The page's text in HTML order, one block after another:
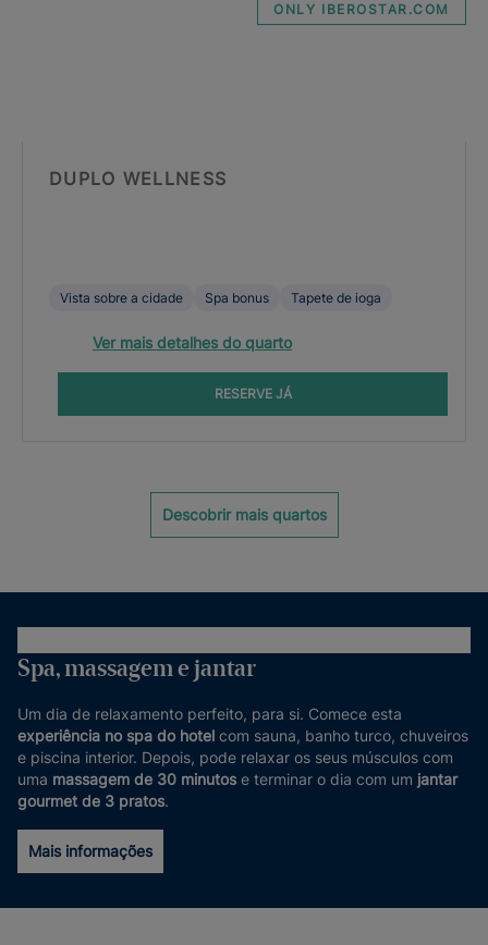
ONLY IBEROSTAR.COM
DUPLO WELLNESS
Vista sobre a cidade Spa bonus Tapete de ioga
Ver mais detalhes do quarto
RESERVE JÁ
Descobrir mais quartos
Spa, massagem e jantar
Um dia de relaxamento perfeito, para si. Comece esta
experiência no spa do hotel com sauna, banho turco, chuveiros
e piscina interior. Depois, pode relaxar os seus músculos com
uma massagem de 30 minutos e terminar o dia com um jantar
gourmet de 3 pratos.
Mais informações